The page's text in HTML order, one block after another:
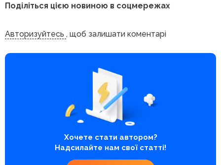
Поділіться цією новиною в соцмережах
Авторизуйтесь , щоб залишати коментарі
Хочете стати автором?
Надсилайте нам свої статті!